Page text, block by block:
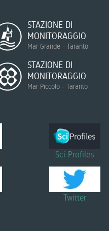
STAZIONE DI
MONITORAGGIO
Mar Grande - Taranto
STAZIONE DI
MONITORAGGIO
Mar Piccolo - Taranto
Sci Profiles
Twitter